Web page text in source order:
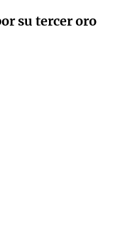
su tercer oro